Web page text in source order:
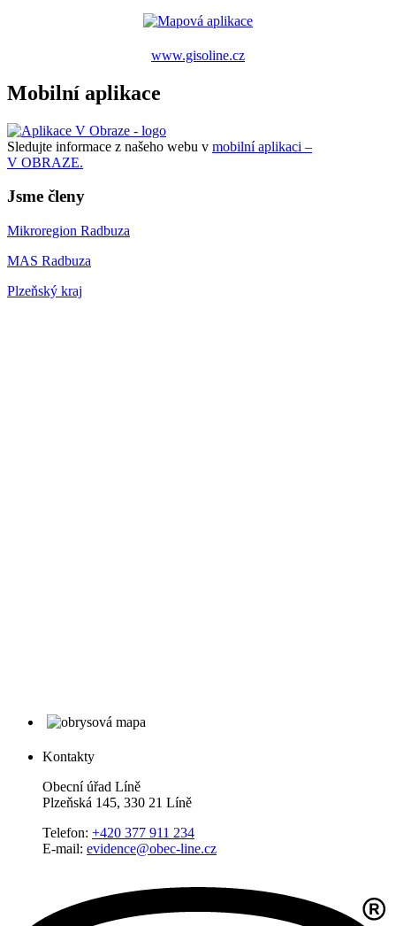
www.gisoline.cz
Mobilní aplikace
Sledujte informace z našeho webu v mobilní aplikaci –
V OBRAZE.
Jsme členy
Mikroregion Radbuza
MAS Radbuza
Plzeňský kraj
Kontakty
Obecní úřad Líně
Plzeňská 145, 330 21 Líně
Telefon: +420 377 911 234
E-mail: evidence@obec-line.cz